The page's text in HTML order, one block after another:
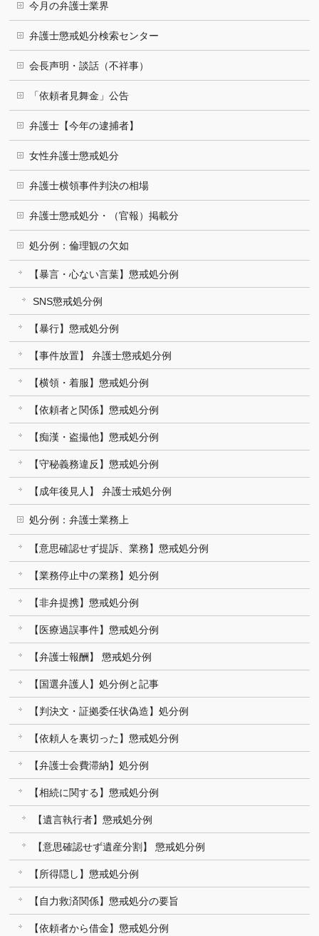
今月の弁護士業界
弁護士懲戒処分検索センター
会長声明・談話（不祥事）
「依頼者見舞金」公告
弁護士【今年の逮捕者】
女性弁護士懲戒処分
弁護士横領事件判決の相場
弁護士懲戒処分・（官報）掲載分
処分例：倫理観の欠如
【暴言・心ない言葉】懲戒処分例
SNS懲戒処分例
【暴行】懲戒処分例
【事件放置】 弁護士懲戒処分例
【横領・着服】懲戒処分例
【依頼者と関係】懲戒処分例
【痴漢・盗撮他】懲戒処分例
【守秘義務違反】懲戒処分例
【成年後見人】 弁護士戒処分例
処分例：弁護士業務上
【意思確認せず提訴、業務】懲戒処分例
【業務停止中の業務】処分例
【非弁提携】懲戒処分例
【医療過誤事件】懲戒処分例
【弁護士報酬】 懲戒処分例
【国選弁護人】処分例と記事
【判決文・証拠委任状偽造】処分例
【依頼人を裏切った】懲戒処分例
【弁護士会費滞納】処分例
【相続に関する】懲戒処分例
【遺言執行者】懲戒処分例
【意思確認せず遺産分割】 懲戒処分例
【所得隠し】懲戒処分例
【自力救済関係】懲戒処分の要旨
【依頼者から借金】懲戒処分例